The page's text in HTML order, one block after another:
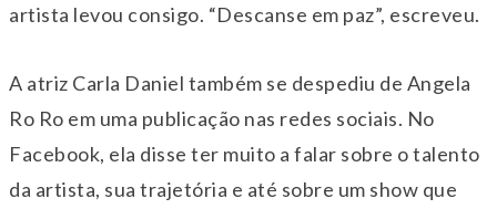
artista levou consigo. “Descanse em paz”, escreveu.
A atriz Carla Daniel também se despediu de Angela
Ro Ro em uma publicação nas redes sociais. No
Facebook, ela disse ter muito a falar sobre o talento
da artista, sua trajetória e até sobre um show que